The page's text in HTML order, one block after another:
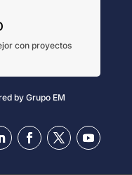
con proyectos
byGrupo EM